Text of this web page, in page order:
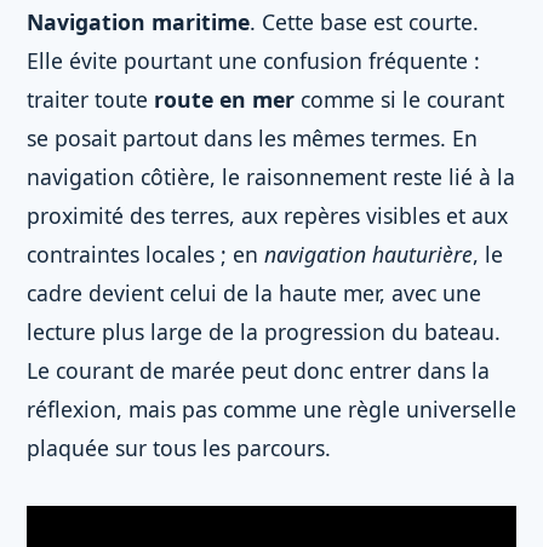
Navigation maritime. Cette base est courte.
Elle évite pourtant une confusion fréquente :
traiter toute route en mer comme si le courant
se posait partout dans les mêmes termes. En
navigation côtière, le raisonnement reste lié à la
proximité des terres, aux repères visibles et aux
contraintes locales ; en navigation hauturière, le
cadre devient celui de la haute mer, avec une
lecture plus large de la progression du bateau.
Le courant de marée peut donc entrer dans la
réflexion, mais pas comme une règle universelle
plaquée sur tous les parcours.